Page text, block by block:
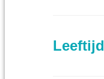
Leeftijd